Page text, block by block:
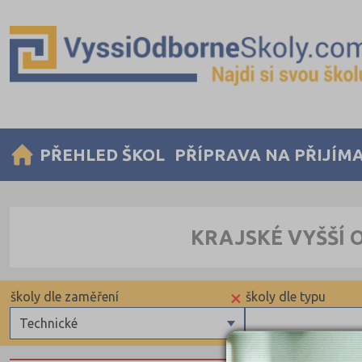
PŘEHLED ŠKOL PŘÍPRAVA NA
KRAJSKÉ VYŠŠÍ
školy dle typu
×
Technické
školy dle zaměření